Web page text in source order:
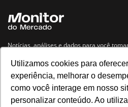
Utilizamos cookies para
experiência, melhorar o
como você interage em nosso
personalizar conteúdo. Ao
Notícias, análises e dados para você
Navegue no site
Últimas notícias Quem somos
Política de privacidade